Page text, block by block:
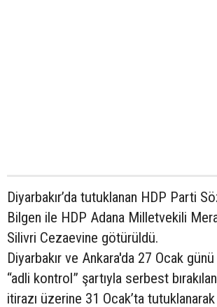
Diyarbakır’da tutuklanan HDP Parti
Bilgen ile HDP Adana Milletvekili
Silivri Cezaevine götürüldü.
Diyarbakır ve Ankara'da 27 Ocak günü
“adli kontrol” şartıyla serbest
itirazı üzerine 31 Ocak’ta tutuklanarak